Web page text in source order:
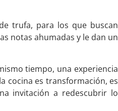
trufa, para los que buscan
notas ahumadas y le dan un
tiempo, una experiencia
cocina es transformación, es
invitación a redescubrir lo